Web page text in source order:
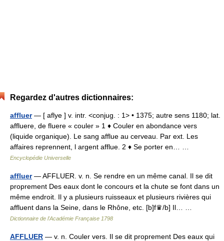
Regardez d'autres dictionnaires:
affluer— [ aflye ] v. intr. <conjug. : 1> • 1375; autre sens 1180; lat.
affluere, de fluere « couler » 1 ♦ Couler en abondance vers
(liquide organique). Le sang afflue au cerveau. Par ext. Les
affaires reprennent, l argent afflue. 2 ♦ Se porter en… …
Encyclopédie Universelle
affluer— AFFLUER. v. n. Se rendre en un même canal. Il se dit
proprement Des eaux dont le concours et la chute se font dans un
même endroit. Il y a plusieurs ruisseaux et plusieurs rivières qui
affluent dans la Seine, dans le Rhône, etc. [b]f♛/b] Il… …
Dictionnaire de l'Académie Française 1798
AFFLUER — v. n. Couler vers. Il se dit proprement Des eaux qui